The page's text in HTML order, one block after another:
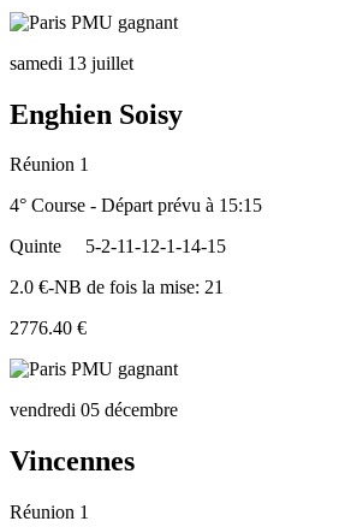
samedi 13 juillet
Enghien Soisy
Réunion 1
4° Course - Départ prévu à 15:15
Quinte
5-2-11-12-1-14-15
2.0 €-NB de fois la mise: 21
2776.40 €
vendredi 05 décembre
Vincennes
Réunion 1